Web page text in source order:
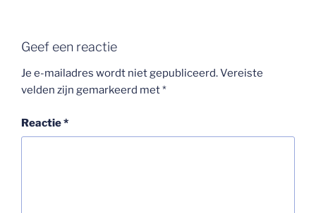
Geef een reactie
Je e-mailadres wordt niet gepubliceerd.Vereiste
velden zijn gemarkeerd met*
Reactie*